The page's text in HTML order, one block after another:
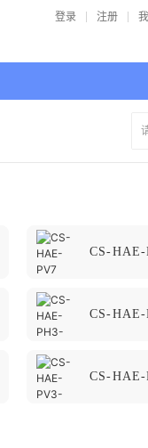
注册
登录
CS-HAE-
CS-HAE-
CS-